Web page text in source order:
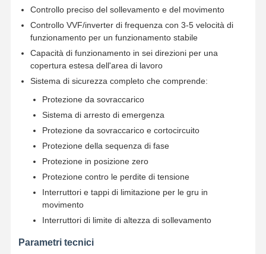
Controllo preciso del sollevamento e del movimento
Controllo VVF/inverter di frequenza con 3-5 velocità di
funzionamento per un funzionamento stabile
Capacità di funzionamento in sei direzioni per una
copertura estesa dell'area di lavoro
Sistema di sicurezza completo che comprende:
Protezione da sovraccarico
Sistema di arresto di emergenza
Protezione da sovraccarico e cortocircuito
Protezione della sequenza di fase
Protezione in posizione zero
Protezione contro le perdite di tensione
Interruttori e tappi di limitazione per le gru in
movimento
Interruttori di limite di altezza di sollevamento
Parametri tecnici